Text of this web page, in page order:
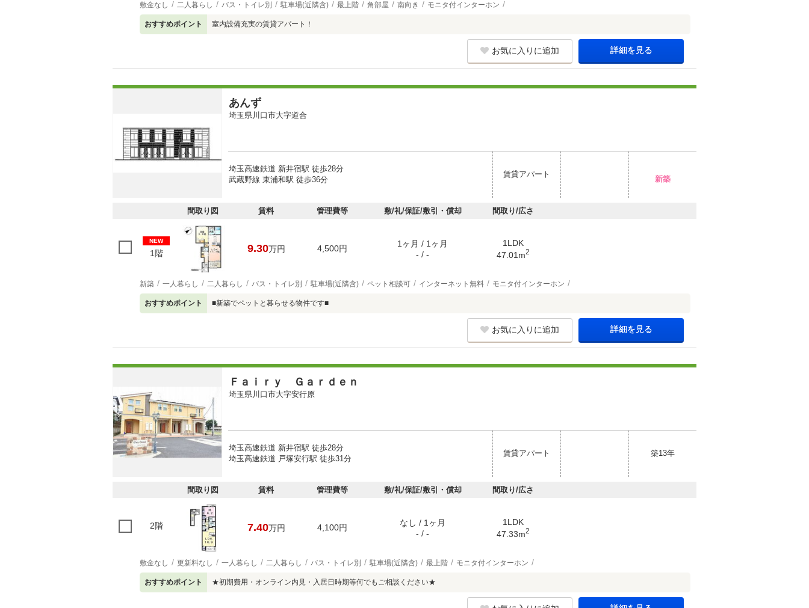
敷金なし 二人暮らし バス・トイレ別 駐車場(近隣含) 最上階 角部屋 南向き モニタ付インターホン
おすすめポイント 室内設備充実の賃貸アパート！
お気に入りに追加 詳細を見る
あんず
埼玉県川口市大字道合
埼玉高速鉄道 新井宿駅 徒歩28分
武蔵野線 東浦和駅 徒歩36分
賃貸アパート
新築
間取り図 賃料 管理費等 敷/礼/保証/敷引・償却 間取り/広さ
NEW
1階 9.30万円 4,500円
1ヶ月 / 1ヶ月
- / -
1LDK
47.01m2
新築 一人暮らし 二人暮らし バス・トイレ別 駐車場(近隣含) ペット相談可 インターネット無料 モニタ付インターホン
おすすめポイント ■新築でペットと暮らせる物件です■
お気に入りに追加 詳細を見る
Ｆａｉｒｙ Ｇａｒｄｅｎ
埼玉県川口市大字安行原
埼玉高速鉄道 新井宿駅 徒歩28分
埼玉高速鉄道 戸塚安行駅 徒歩31分
賃貸アパート 築13年
間取り図 賃料 管理費等 敷/礼/保証/敷引・償却 間取り/広さ
2階 7.40万円 4,100円
なし / 1ヶ月
- / -
1LDK
47.33m2
敷金なし 更新料なし 一人暮らし 二人暮らし バス・トイレ別 駐車場(近隣含) 最上階 モニタ付インターホン
おすすめポイント ★初期費用・オンライン内見・入居日時期等何でもご相談ください★